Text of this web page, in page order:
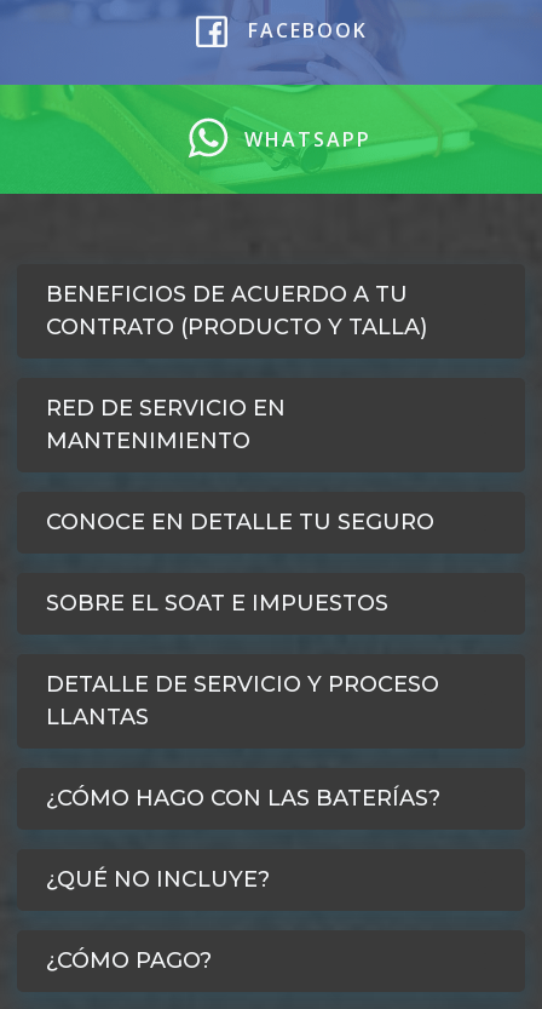
FACEBOOK
WHATSAPP
BENEFICIOS DE ACUERDO A TU
CONTRATO (PRODUCTO Y TALLA)
RED DE SERVICIO EN
MANTENIMIENTO
CONOCE EN DETALLE TU SEGURO
SOBRE EL SOAT E IMPUESTOS
DETALLE DE SERVICIO Y PROCESO
LLANTAS
¿CÓMO HAGO CON LAS BATERÍAS?
¿QUÉ NO INCLUYE?
¿CÓMO PAGO?